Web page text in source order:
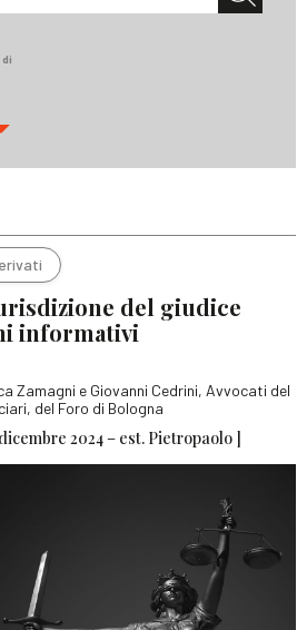
di
del giudice
informativi
Zamagni e Giovanni Cedrini, Avvocati del
del Foro di Bologna
2024 – est. Pietropaolo ]